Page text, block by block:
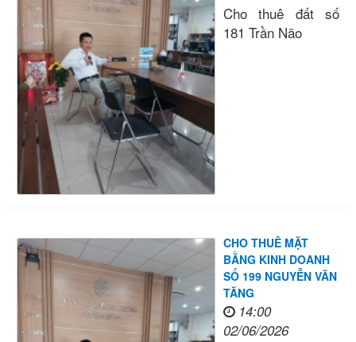
Cho thuê đất số
181 Trần Não
CHO THUÊ MẶT
BẰNG KINH DOANH
SỐ 199 NGUYỄN VĂN
TĂNG
14:00
02/06/2026